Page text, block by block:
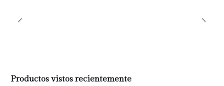
Productos vistos recientemente